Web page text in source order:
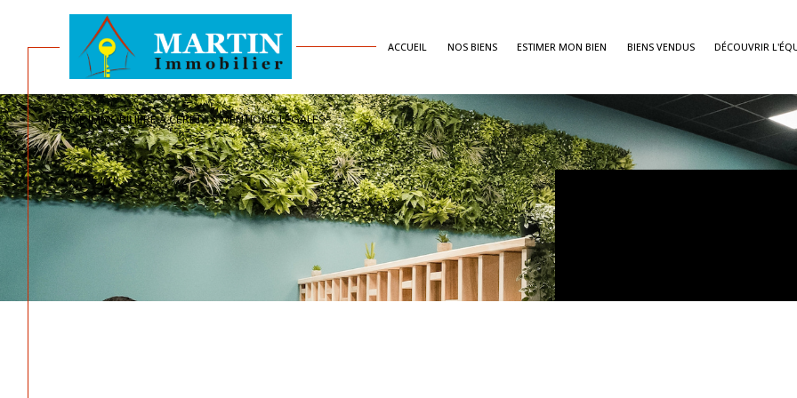
ACCUEIL NOS BIENS ESTIMER MON BIEN BIENS VENDUS DÉCOUVRIR
Acheter
de l'ancien
de l'immo pro
Estimer
TYPE DE BIEN
Voir les133annonces
AGENCE IMMOBILIÈRE À CÉRET MENTIONS LÉGALES